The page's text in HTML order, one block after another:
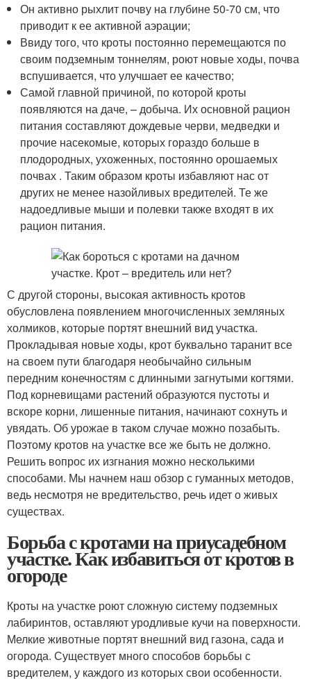
Он активно рыхлит почву на глубине 50-70 см, что
приводит к ее активной аэрации;
Ввиду того, что кроты постоянно перемещаются по
своим подземным тоннелям, роют новые ходы, почва
вспушивается, что улучшает ее качество;
Самой главной причиной, по которой кроты
появляются на даче, – добыча. Их основной рацион
питания составляют дождевые черви, медведки и
прочие насекомые, которых гораздо больше в
плодородных, ухоженных, постоянно орошаемых
почвах . Таким образом кроты избавляют нас от
других не менее назойливых вредителей. Те же
надоедливые мыши и полевки также входят в их
рацион питания.
С другой стороны, высокая активность кротов
обусловлена появлением многочисленных земляных
холмиков, которые портят внешний вид участка.
Прокладывая новые ходы, крот буквально таранит все
на своем пути благодаря необычайно сильным
передним конечностям с длинными загнутыми когтями.
Под корневищами растений образуются пустоты и
вскоре корни, лишенные питания, начинают сохнуть и
увядать. Об урожае в таком случае можно позабыть.
Поэтому кротов на участке все же быть не должно.
Решить вопрос их изгнания можно несколькими
способами. Мы начнем наш обзор с гуманных методов,
ведь несмотря не вредительство, речь идет о живых
существах.
Борьба с кротами на приусадебном
участке. Как избавиться от кротов в
огороде
Кроты на участке роют сложную систему подземных
лабиринтов, оставляют уродливые кучи на поверхности.
Мелкие животные портят внешний вид газона, сада и
огорода. Существует много способов борьбы с
вредителем, у каждого из которых свои особенности.